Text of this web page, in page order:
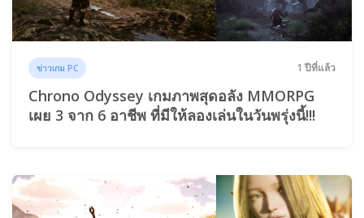
ข่าวเกม PC 1 ปีที่แล้ว
Chrono Odyssey เกมภาพสุดอลัง MMORPG
เผย 3 จาก 6 อาชีพ ที่มีให้ลองเล่นในวันพรุ่งนี้!!!